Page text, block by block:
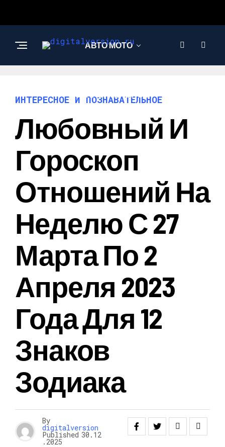
АВТО МОТО
ПОЗНАВАТЕЛЬНОЕ
ИНТЕРЕСНОЕ И ПОЗНАВАТЕЛЬНОЕ
Любовный И
Гороскоп
Отношений На
Неделю С 27
Марта По 2
Апреля 2023
Года Для 12
Знаков
Зодиака
By
digitalversion
Published 30.12
.2025